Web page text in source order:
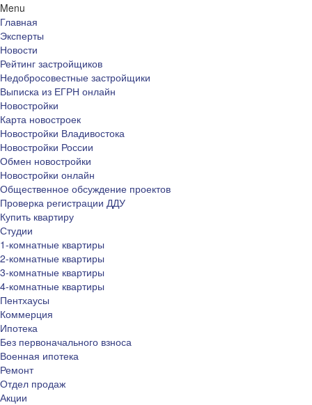
Menu
Главная
Эксперты
Новости
Рейтинг застройщиков
Недобросовестные застройщики
Выписка из ЕГРН онлайн
Новостройки
Карта новостроек
Новостройки Владивостока
Новостройки России
Обмен новостройки
Новостройки онлайн
Общественное обсуждение проектов
Проверка регистрации ДДУ
Купить квартиру
Студии
1-комнатные квартиры
2-комнатные квартиры
3-комнатные квартиры
4-комнатные квартиры
Пентхаусы
Коммерция
Ипотека
Без первоначального взноса
Военная ипотека
Ремонт
Отдел продаж
Акции